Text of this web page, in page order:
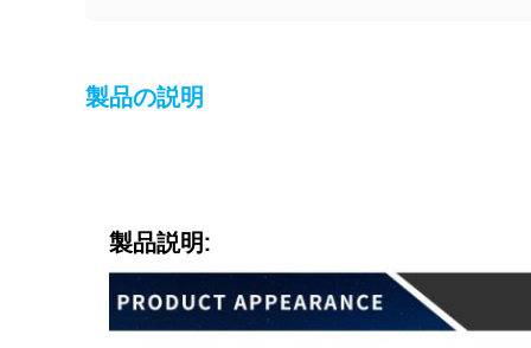
製品の説明
製品説明: